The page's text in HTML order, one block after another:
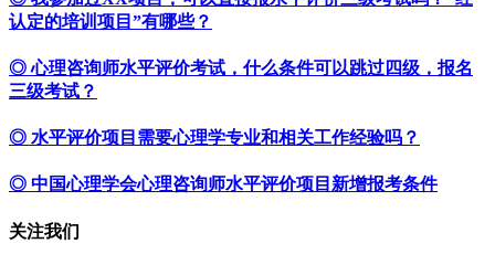
认定的培训项目”有哪些？
◎ 心理咨询师水平评价考试，什么条件可以跳过四级，报名
三级考试？
◎ 水平评价项目需要心理学专业和相关工作经验吗？
◎ 中国心理学会心理咨询师水平评价项目新增报考条件
关注我们